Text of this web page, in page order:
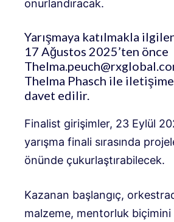
onurlandıracak.
Yarışmaya katılmakla
17 Ağustos 2025’ten önce
Thelma Phasch ile
davet edilir.
Finalist girişimler, 23 Eylül
yarışma finali sırasında
önünde çukurlaştırabilecek.
Kazanan başlangıç,
malzeme, mentorluk